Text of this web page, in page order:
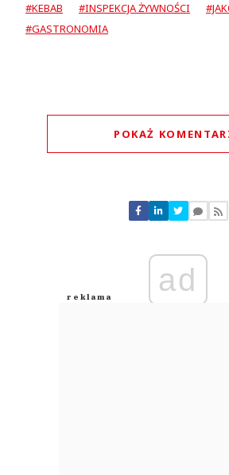
#KEBAB #INSPEKCJA ŻYWNOŚCI
#GASTRONOMIA
POKAŻ
Nie znaleziono
Zostaw swoje
Anuluj
ad